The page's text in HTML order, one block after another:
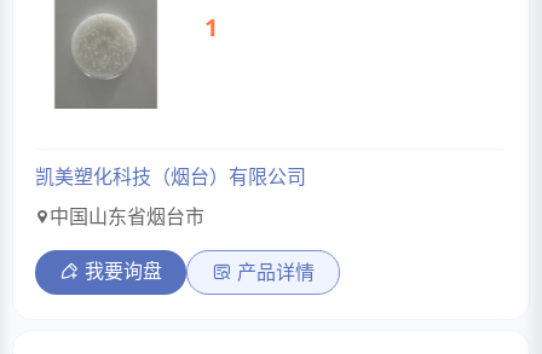
1
凯美塑化科技（烟台）有限公司
中国山东省烟台市
我要询盘 产品详情